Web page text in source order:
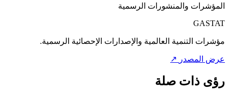
المؤشرات والمنشورات الرسمية
GASTAT
مؤشرات التنمية العالمية والإصدارات الإحصائية الرسمية.
عرض المصدر ↗
رؤى ذات صلة